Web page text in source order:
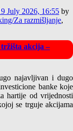
July 2026, 16:55 by
Za razmišljanje,
akcija –
najavljivan i dugo
banke koje
hartije od vrijednosti
se trguje akcijama